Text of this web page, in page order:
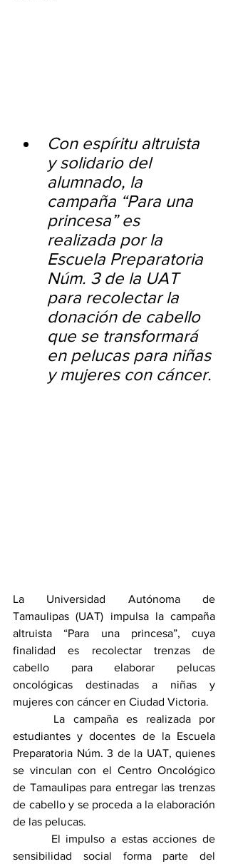
Con espíritu altruista
y solidario del
alumnado, la
campaña “Para una
princesa” es
realizada por la
Escuela Preparatoria
Núm. 3 de la UAT
para recolectar la
donación de cabello
que se transformará
en pelucas para niñas
y mujeres con cáncer.
La Universidad Autónoma de
Tamaulipas (UAT) impulsa la campaña
altruista “Para una princesa”, cuya
finalidad es recolectar trenzas de
cabello para elaborar pelucas
oncológicas destinadas a niñas y
mujeres con cáncer en Ciudad Victoria.
La campaña es realizada por
estudiantes y docentes de la Escuela
Preparatoria Núm. 3 de la UAT, quienes
se vinculan con el Centro Oncológico
de Tamaulipas para entregar las trenzas
de cabello y se proceda a la elaboración
de las pelucas.
El impulso a estas acciones de
sensibilidad social forma parte del